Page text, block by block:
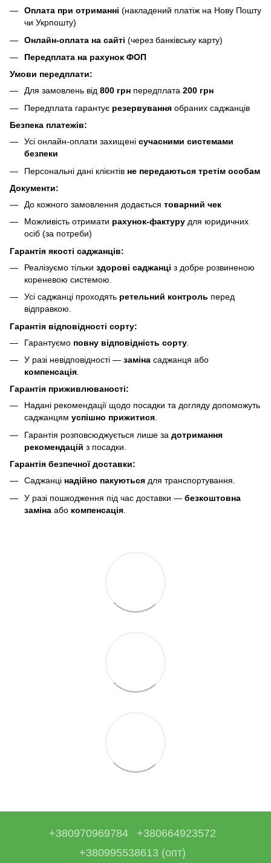
Оплата при отриманні (накладений платіж на Нову Пошту
чи Укрпошту)
Онлайн-оплата на сайті (через банківську карту)
Передплата на рахунок ФОП
Умови передплати:
Для замовлень від 800 грн передплата 200 грн
Передплата гарантує резервування обраних саджанців
Безпека платежів:
Усі онлайн-оплати захищені сучасними системами
безпеки
Персональні дані клієнтів не передаються третім особам
Документи:
До кожного замовлення додається товарний чек
Можливість отримати рахунок-фактуру для юридичних
осіб (за потреби)
Гарантія якості саджанців:
Реалізуємо тільки здорові саджанці з добре розвиненою
кореневою системою.
Усі саджанці проходять ретельний контроль перед
відправкою.
Гарантія відповідності сорту:
Гарантуємо повну відповідність сорту
У разі невідповідності — заміна саджанця або
компенсація
Гарантія приживлюваності:
Надані рекомендації щодо посадки та догляду допоможуть
саджанцям успішно прижитися.
Гарантія розповсюджується лише за дотримання
рекомендацій з посадки.
Гарантія безпечної доставки:
Саджанці надійно пакуються для транспортування.
У разі пошкодження під час доставки — безкоштовна
заміна або компенсація
+380970969784
+380664923572
+380995538613 (опт)